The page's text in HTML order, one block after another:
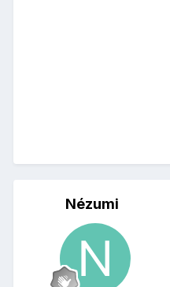
Nézumi